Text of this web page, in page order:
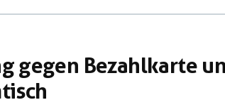
und Aufklärung“ (IDA)
gegen Bezahlkarte